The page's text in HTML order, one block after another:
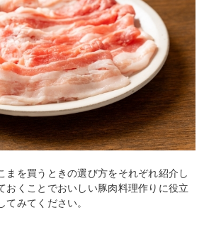
まを買うときの選び方をそれぞれ紹介し
おくことでおいしい豚肉料理作りに役立
みてください。